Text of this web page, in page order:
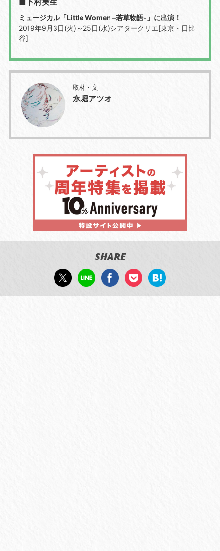
ミュージカル「Little Women –若草物語-」に出演！
2019年9月3日(火)～25日(水)シアタークリエ[東京・日比
谷]
取材・文
永堀アツオ
SHARE